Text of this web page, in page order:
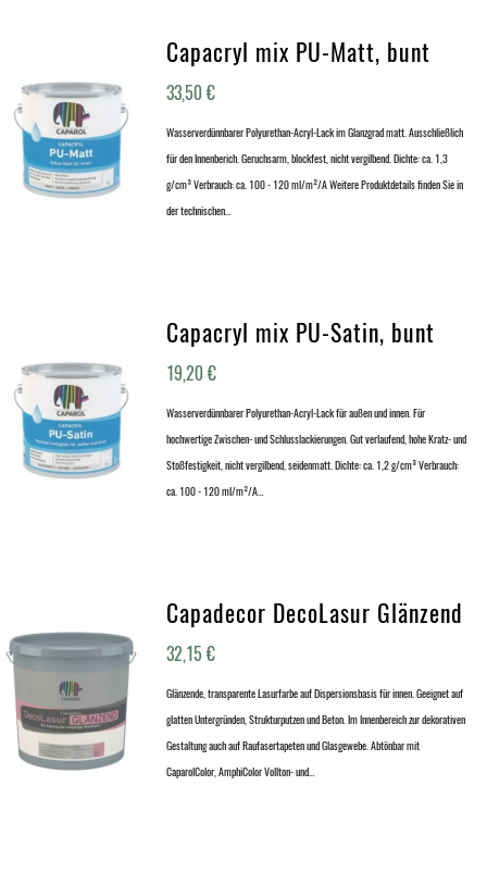
Capacryl mix PU-Matt, bunt
33,50€
Wasserverdünnbarer Polyurethan-Acryl-Lack im Glanzgrad matt. Ausschließlich
für den Innenberich. Geruchsarm, blockfest, nicht vergilbend. Dichte: ca. 1,3
g/cm³ Verbrauch: ca. 100 - 120 ml/m²/A Weitere Produktdetails finden Sie in
der technischen…
Capacryl mix PU-Satin, bunt
19,20€
Wasserverdünnbarer Polyurethan-Acryl-Lack für außen und innen. Für
hochwertige Zwischen- und Schlusslackierungen. Gut verlaufend, hohe Kratz- und
Stoßfestigkeit, nicht vergilbend, seidenmatt. Dichte: ca. 1,2 g/cm³ Verbrauch:
ca. 100 - 120 ml/m²/A…
Capadecor DecoLasur Glänzend
32,15€
Glänzende, transparente Lasurfarbe auf Dispersionsbasis für innen. Geeignet auf
glatten Untergründen, Strukturputzen und Beton. Im Innenbereich zur dekorativen
Gestaltung auch auf Raufasertapeten und Glasgewebe. Abtönbar mit
CaparolColor, AmphiColor Vollton- und…